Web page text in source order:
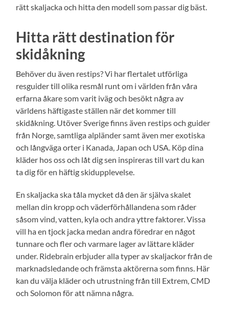
rätt skaljacka och hitta den modell som passar dig bäst.
Hitta rätt destination för
skidåkning
Behöver du även restips? Vi har flertalet utförliga
resguider till olika resmål runt om i världen från våra
erfarna åkare som varit iväg och besökt några av
världens häftigaste ställen när det kommer till
skidåkning. Utöver Sverige finns även restips och guider
från Norge, samtliga alpländer samt även mer exotiska
och långväga orter i Kanada, Japan och USA. Köp dina
kläder hos oss och låt dig sen inspireras till vart du kan
ta dig för en häftig skidupplevelse.
En skaljacka ska tåla mycket då den är själva skalet
mellan din kropp och väderförhållandena som råder
såsom vind, vatten, kyla och andra yttre faktorer. Vissa
vill ha en tjock jacka medan andra föredrar en något
tunnare och fler och varmare lager av lättare kläder
under. Ridebrain erbjuder alla typer av skaljackor från de
marknadsledande och främsta aktörerna som finns. Här
kan du välja kläder och utrustning från till Extrem, CMD
och Solomon för att nämna några.